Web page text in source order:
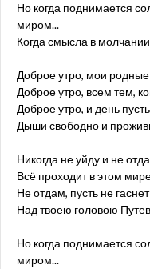
Но когда поднимается
миром...
Когда смысла в
Доброе утро, мои
Доброе утро, всем тем,
Доброе утро, и день
Дыши свободно и
Никогда не уйду и не
Всё проходит в этом
Не отдам, пусть не
Над твоею головою
Но когда поднимается
миром...